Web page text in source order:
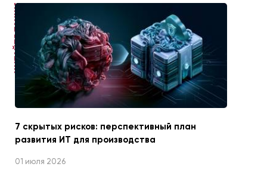
ЧИТАЙТЕ ТАКЖЕ
7 скрытых рисков: перспективный план
развития ИТ для производства
01 июля 2026